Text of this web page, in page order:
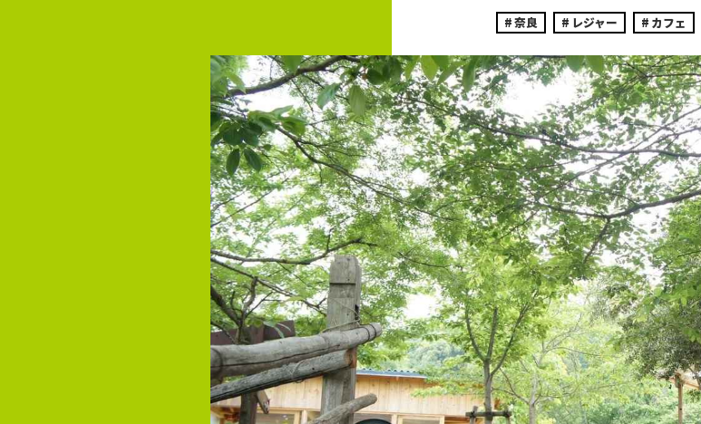
奈良 レジャー カフェ